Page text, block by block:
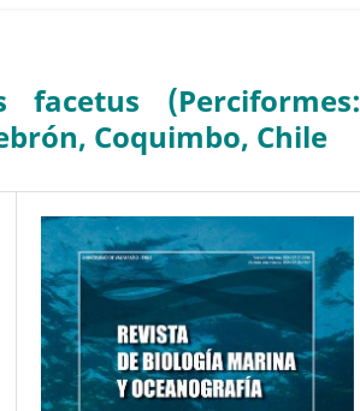
facetus (Perciformes:
Coquimbo, Chile